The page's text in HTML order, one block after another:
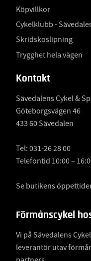
Köpvillkor
Cykelklubb -
Skridskoslipning
Trygghet hela vägen
Kontakt
Sävedalens Cykel &
Göteborgsvägen 46
433 60 Sävedalen
Tel: 031-26 28 00
Telefontid 10:00 –
Se butikens
Förmånscykel
Vi på Sävedalens
leverantör utav